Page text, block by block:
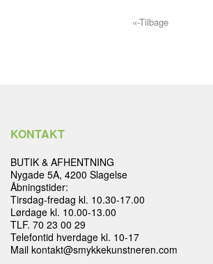
«-Tilbage
KONTAKT
BUTIK & AFHENTNING
Nygade 5A, 4200 Slagelse
Åbningstider:
Tirsdag-fredag kl. 10.30-17.00
Lørdage kl. 10.00-13.00
TLF. 70 23 00 29
Telefontid hverdage kl. 10-17
Mail kontakt@smykkekunstneren.com